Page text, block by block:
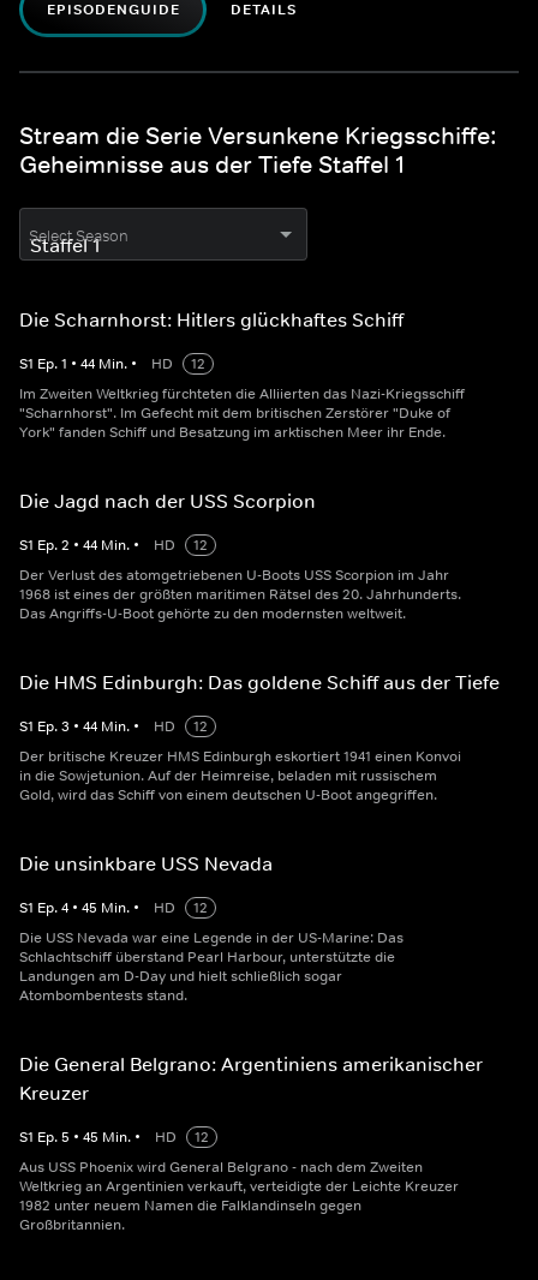
EPISODENGUIDE DETAILS
Stream die Serie Versunkene Kriegsschiffe:
Geheimnisse aus der Tiefe Staffel 1
Select Season
Die Scharnhorst: Hitlers glückhaftes Schiff
S1 Ep.1 • 44 Min. • HD
12
Im Zweiten Weltkrieg fürchteten die Alliierten das Nazi-Kriegsschiff
"Scharnhorst". Im Gefecht mit dem britischen Zerstörer "Duke of
York" fanden Schiff und Besatzung im arktischen Meer ihr Ende.
Die Jagd nach der USS Scorpion
S1 Ep.2 • 44 Min. • HD
12
Der Verlust des atomgetriebenen U-Boots USS Scorpion im Jahr
1968 ist eines der größten maritimen Rätsel des 20. Jahrhunderts.
Das Angriffs-U-Boot gehörte zu den modernsten weltweit.
Die HMS Edinburgh: Das goldene Schiff aus der Tiefe
S1 Ep.3 • 44 Min. • HD
12
Der britische Kreuzer HMS Edinburgh eskortiert 1941 einen Konvoi
in die Sowjetunion. Auf der Heimreise, beladen mit russischem
Gold, wird das Schiff von einem deutschen U-Boot angegriffen.
Die unsinkbare USS Nevada
S1 Ep.4 • 45 Min. • HD
12
Die USS Nevada war eine Legende in der US-Marine: Das
Schlachtschiff überstand Pearl Harbour, unterstützte die
Landungen am D-Day und hielt schließlich sogar
Atombombentests stand.
Die General Belgrano: Argentiniens amerikanischer
Kreuzer
S1 Ep.5 • 45 Min. • HD
12
Aus USS Phoenix wird General Belgrano - nach dem Zweiten
Weltkrieg an Argentinien verkauft, verteidigte der Leichte Kreuzer
1982 unter neuem Namen die Falklandinseln gegen
Großbritannien.